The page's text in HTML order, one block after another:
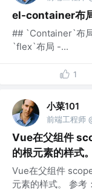
el-container布
## `Container`布
`flex`布局 -...
1
小菜101
Vue在父组件
的根元素的样式。
Vue在父组件
元素的样式。 参考